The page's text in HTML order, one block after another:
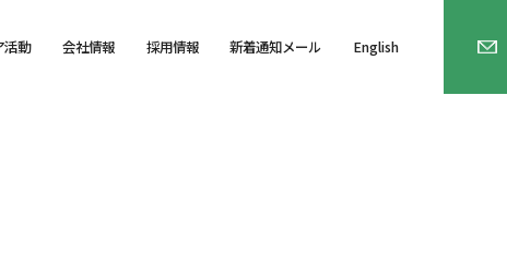
活動 会社情報 採用情報 新着通知メール English